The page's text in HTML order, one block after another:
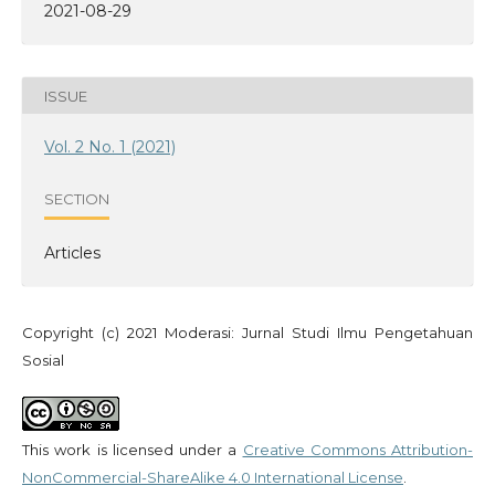
2021-08-29
ISSUE
Vol. 2 No. 1 (2021)
SECTION
Articles
Copyright (c) 2021 Moderasi: Jurnal Studi Ilmu Pengetahuan
Sosial
This work is licensed under a Creative Commons Attribution-
NonCommercial-ShareAlike 4.0 International License